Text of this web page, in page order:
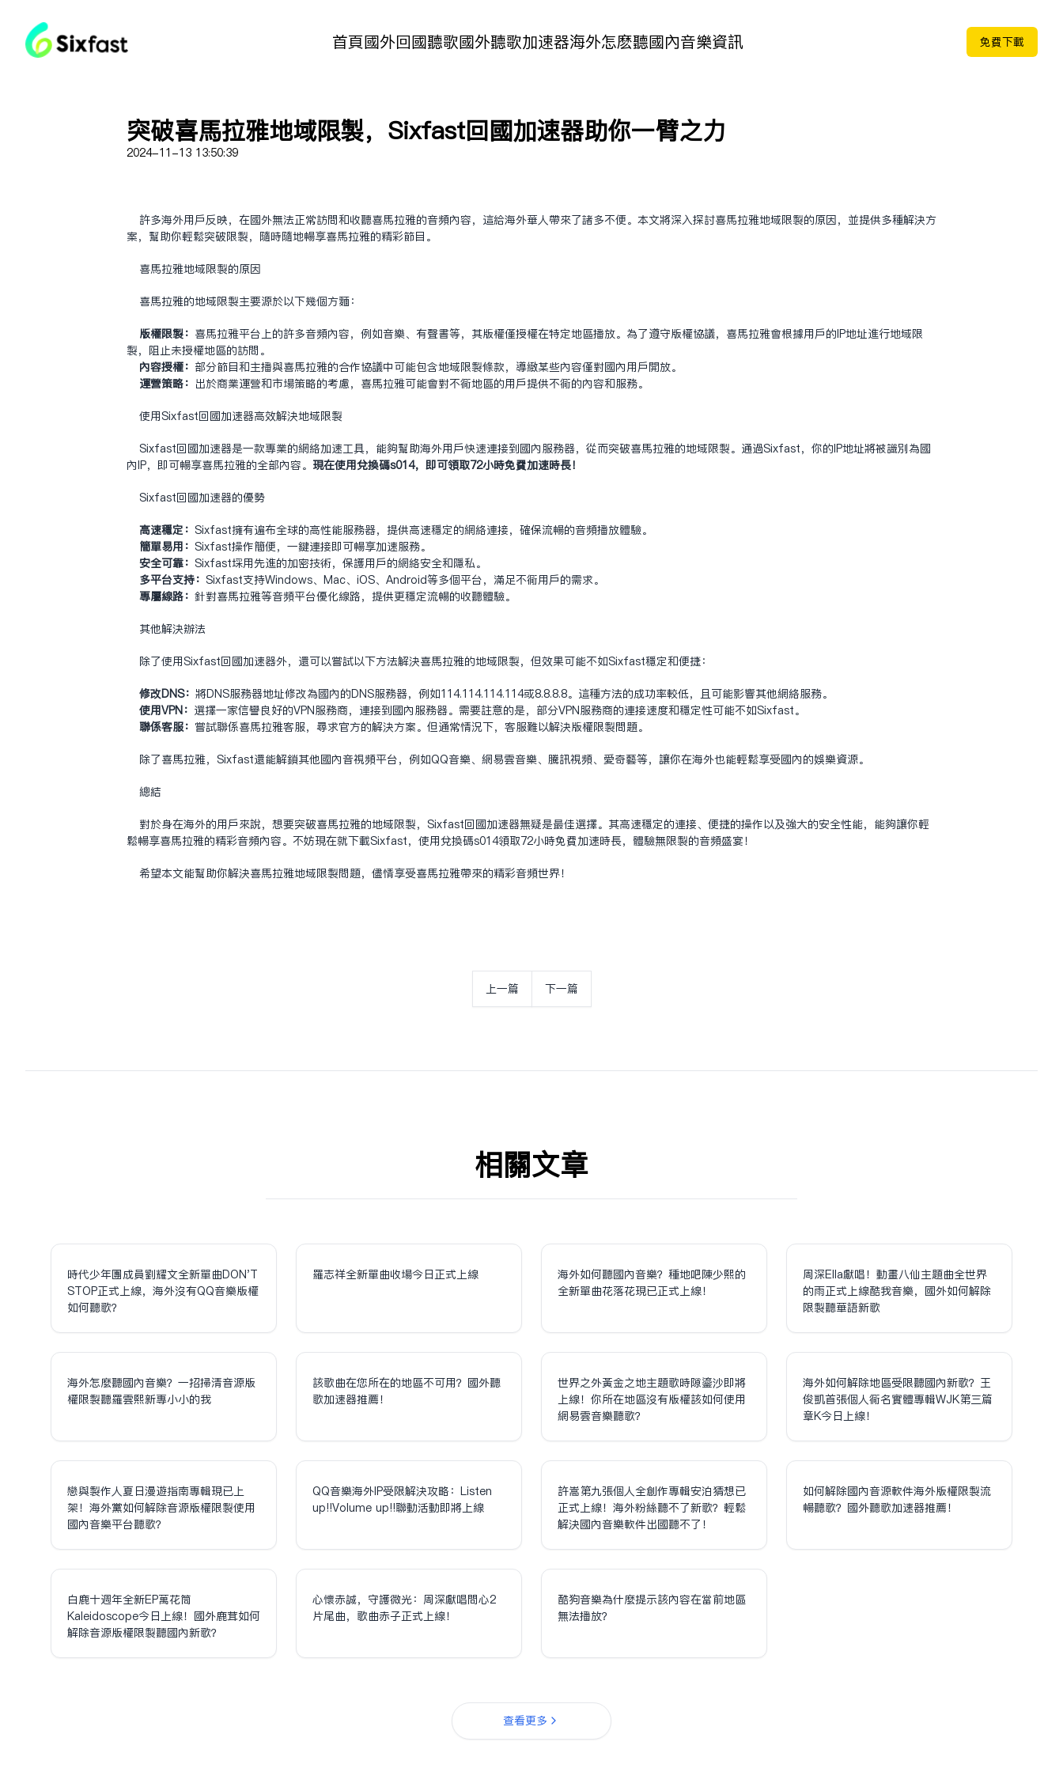
首頁國外回國聽歌國外聽歌加速器海外怎麽聽國內音樂資訊 免费下载
突破喜马拉雅地域限制，Sixfast回国加速器助你一臂之力
2024-11-13 13:50:39
许多海外用户反映，在国外无法正常访问和收听喜马拉雅的音频内容，这给海外华人带来了诸多不便。本文将深入探讨喜马拉雅地域限制的原因，并提供多种解决方
案，帮助你轻松突破限制，随时随地畅享喜马拉雅的精彩节目。
喜马拉雅地域限制的原因
喜马拉雅的地域限制主要源于以下几个方面：
版权限制： 喜马拉雅平台上的许多音频内容，例如音乐、有声书等，其版权仅授权在特定地区播放。为了遵守版权协议，喜马拉雅会根据用户的IP地址进行地域限
制，阻止未授权地区的访问。
内容授权： 部分节目和主播与喜马拉雅的合作协议中可能包含地域限制条款，导致某些内容仅对国内用户开放。
运营策略： 出于商业运营和市场策略的考虑，喜马拉雅可能会对不同地区的用户提供不同的内容和服务。
使用Sixfast回国加速器高效解决地域限制
Sixfast回国加速器是一款专业的网络加速工具，能够帮助海外用户快速连接到国内服务器，从而突破喜马拉雅的地域限制。通过Sixfast，你的IP地址将被识别为国
内IP，即可畅享喜马拉雅的全部内容。 现在使用兑换码s014，即可领取72小时免费加速时长！
Sixfast回国加速器的优势
高速稳定： Sixfast拥有遍布全球的高性能服务器，提供高速稳定的网络连接，确保流畅的音频播放体验。
简单易用： Sixfast操作简便，一键连接即可畅享加速服务。
安全可靠： Sixfast采用先进的加密技术，保护用户的网络安全和隐私。
多平台支持： Sixfast支持Windows、Mac、iOS、Android等多个平台，满足不同用户的需求。
专属线路： 针对喜马拉雅等音频平台优化线路，提供更稳定流畅的收听体验。
其他解决办法
除了使用Sixfast回国加速器外，还可以尝试以下方法解决喜马拉雅的地域限制，但效果可能不如Sixfast稳定和便捷：
修改DNS： 将DNS服务器地址修改为国内的DNS服务器，例如114.114.114.114或8.8.8.8。这种方法的成功率较低，且可能影响其他网络服务。
使用VPN： 选择一家信誉良好的VPN服务商，连接到国内服务器。需要注意的是，部分VPN服务商的连接速度和稳定性可能不如Sixfast。
联系客服： 尝试联系喜马拉雅客服，寻求官方的解决方案。但通常情况下，客服难以解决版权限制问题。
除了喜马拉雅，Sixfast还能解锁其他国内音视频平台，例如QQ音乐、网易云音乐、腾讯视频、爱奇艺等，让你在海外也能轻松享受国内的娱乐资源。
总结
对于身在海外的用户来说，想要突破喜马拉雅的地域限制，Sixfast回国加速器无疑是最佳选择。其高速稳定的连接、便捷的操作以及强大的安全性能，能够让你轻
松畅享喜马拉雅的精彩音频内容。不妨现在就下载Sixfast，使用兑换码s014领取72小时免费加速时长，体验无限制的音频盛宴！
希望本文能帮助你解决喜马拉雅地域限制问题，尽情享受喜马拉雅带来的精彩音频世界！
上一篇 下一篇
相关文章
時代少年團成員劉耀文全新單曲DON'T
STOP正式上線，海外沒有QQ音樂版權
如何聽歌？
羅志祥全新單曲收場今日正式上線
海外如何聽國內音樂？種地吧陳少熙的
全新單曲花落花現已正式上線！
周深Ella獻唱！動畫八仙主題曲全世界
的雨正式上線酷我音樂，國外如何解除
限制聽華語新歌
海外怎麼聽國內音樂？一招掃清音源版
權限制聽羅雲熙新專小小的我
該歌曲在您所在的地區不可用？國外聽
歌加速器推薦！
世界之外黃金之地主題歌時隙鎏沙即將
上線！你所在地區沒有版權該如何使用
網易雲音樂聽歌？
海外如何解除地區受限聽國內新歌？王
俊凱首張個人同名實體專輯WJK第三篇
章K今日上線！
戀與製作人夏日漫遊指南專輯現已上
架！海外黨如何解除音源版權限制使用
國內音樂平台聽歌？
QQ音樂海外IP受限解決攻略：Listen
up!!Volume up!!聯動活動即將上線
許嵩第九張個人全創作專輯安泊猜想已
正式上線！海外粉絲聽不了新歌？輕鬆
解決國內音樂軟件出國聽不了！
如何解除國內音源軟件海外版權限制流
暢聽歌？國外聽歌加速器推薦！
白鹿十週年全新EP萬花筒
Kaleidoscope今日上線！國外鹿茸如何
解除音源版權限制聽國內新歌？
心懷赤誠，守護微光：周深獻唱問心2
片尾曲，歌曲赤子正式上線！
酷狗音樂為什麼提示該內容在當前地區
無法播放？
查看更多